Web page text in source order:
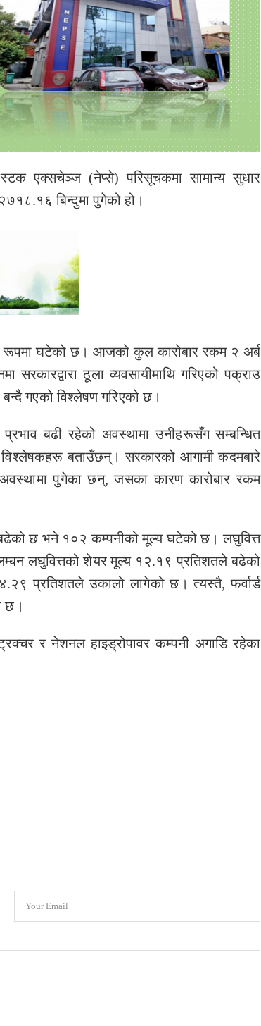
एक्सचेञ्ज (नेप्से) परिसूचकमा सामान्य सुधार
बिन्दुमा पुगेको हो।
घटेको छ। आजको कुल कारोबार रकम २ अर्ब
ठूला व्यवसायीमाथि गरिएको पक्राउ
बन्दै गएको विश्लेषण गरिएको छ।
प्रभाव बढी रहेको अवस्थामा उनीहरूसँग सम्बन्धित
विश्लेषकहरू बताउँछन्। सरकारको आगामी कदमबारे
अवस्थामा पुगेका छन्, जसका कारण कारोबार रकम
छ भने १०२ कम्पनीको मूल्य घटेको छ। लघुवित्त
लघुवित्तको शेयर मूल्य १२.१९ प्रतिशतले बढेको
प्रतिशतले उकालो लागेको छ। त्यस्तै, फर्वार्ड
छ।
र नेशनल हाइड्रोपावर कम्पनी अगाडि रहेका
Your Email